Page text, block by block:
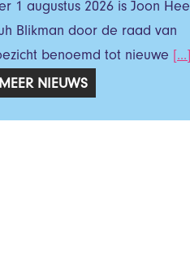
1 augustus 2026 is Joon Hee
Blikman door de raad van
benoemd tot nieuwe
[...]
MEER NIEUWS